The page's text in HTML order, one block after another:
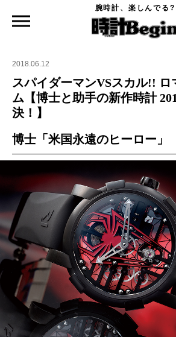
腕時計、楽しんでる?
スパイダーマンVSスカル!! ロマン・ジェローム【博士
2018.06.12
スパイダーマンVSスカル!! ロ
ム【博士と助手の新作時計
決！】
博士「米国永遠のヒーロー」